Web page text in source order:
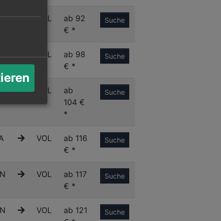
VOL
ab 92
€ *
Suche
VOL
ab 98
€ *
Suche
VOL
ab
104 €
*
Suche
VOL
ab 116
€ *
Suche
VOL
ab 117
€ *
Suche
VOL
ab 121
Suche